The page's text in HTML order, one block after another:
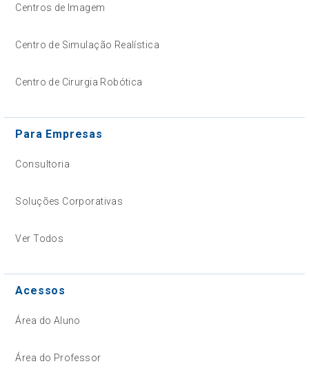
Centros de Imagem
Centro de Simulação Realística
Centro de Cirurgia Robótica
Para Empresas
Consultoria
Soluções Corporativas
Ver Todos
Acessos
Área do Aluno
Área do Professor